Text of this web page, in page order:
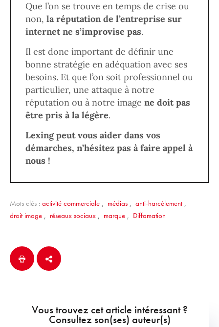
Que l’on se trouve en temps de crise ou
non, la réputation de l’entreprise sur
internet ne s’improvise pas.
Il est donc important de définir une
bonne stratégie en adéquation avec ses
besoins. Et que l’on soit professionnel ou
particulier, une attaque à notre
réputation ou à notre image ne doit pas
être pris à la légère.
Lexing peut vous aider dans vos
démarches, n’hésitez pas à faire appel à
nous !
Mots clés : activité commerciale , médias , anti-harcèlement,
droit image , réseaux sociaux , marque , Diffamation
Vous trouvez cet article intéressant ?
Consultez son(ses) auteur(s)